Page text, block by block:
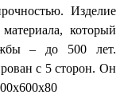
Изделие
который
– до 500 лет.
с 5 сторон. Он